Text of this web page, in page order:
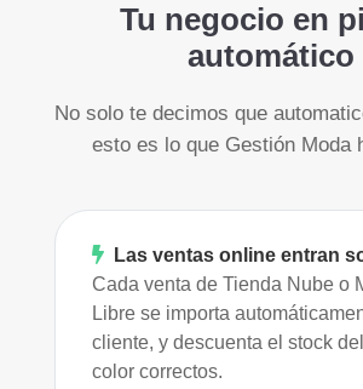
Tu negocio en
automático
No solo te decimos que
esto es lo que Gestión Moda
Las ventas online entran
Cada venta de Tienda Nube o
Libre se importa
cliente, y descuenta el stock
color correctos.